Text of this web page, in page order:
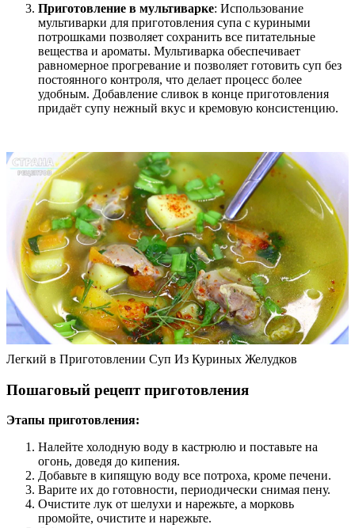
Приготовление в мультиварке: Использование
мультиварки для приготовления супа с куриными
потрошками позволяет сохранить все питательные
вещества и ароматы. Мультиварка обеспечивает
равномерное прогревание и позволяет готовить суп без
постоянного контроля, что делает процесс более
удобным. Добавление сливок в конце приготовления
придаёт супу нежный вкус и кремовую консистенцию.
Легкий в Приготовлении Суп Из Куриных Желудков
Пошаговый рецепт приготовления
Этапы приготовления:
Налейте холодную воду в кастрюлю и поставьте на
огонь, доведя до кипения.
Добавьте в кипящую воду все потроха, кроме печени.
Варите их до готовности, периодически снимая пену.
Очистите лук от шелухи и нарежьте, а морковь
промойте, очистите и нарежьте.